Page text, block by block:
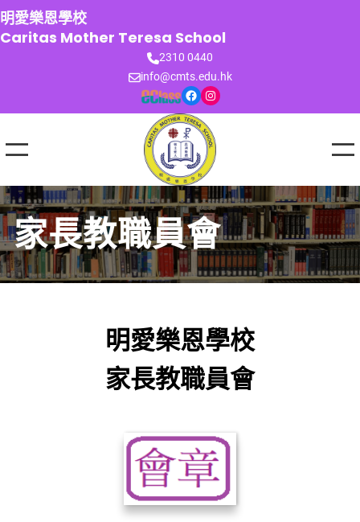
跳
至
主
明愛樂恩學校
Caritas Mother Teresa School
2310 0440
info@cmts.edu.hk
Facebook Instagram
家長教職員會
明愛樂恩學校
家長教職員會